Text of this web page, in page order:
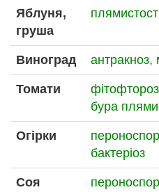
Яблуня,
груша
Виноград антракноз,
Томати
бура
Огірки
бактеріоз
Соя